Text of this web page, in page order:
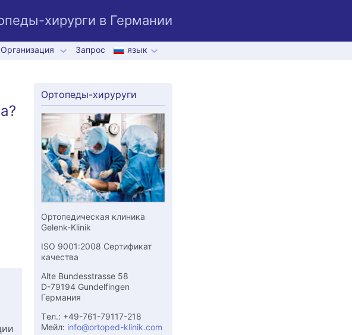
хирурги в Германии
Организация Запрос язык
Ортопеды-хируруги
Ортопедическая клиника
Gelenk-Klinik
ISO 9001:2008 Сертификат
качества
Alte Bundesstrasse 58
D-79194 Gundelfingen
Германия
Tел.: +49-761-79117-218
Мейл: info@ortoped-klinik.com